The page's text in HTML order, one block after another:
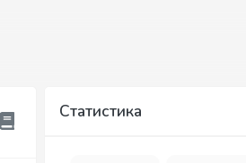
Статистика